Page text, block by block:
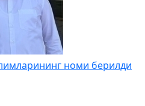
номи берилди